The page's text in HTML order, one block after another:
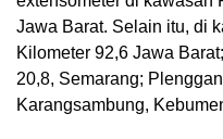
Jawa Barat. Selain itu, di
Kilometer 92,6 Jawa
20,8, Semarang;
Karangsambung,